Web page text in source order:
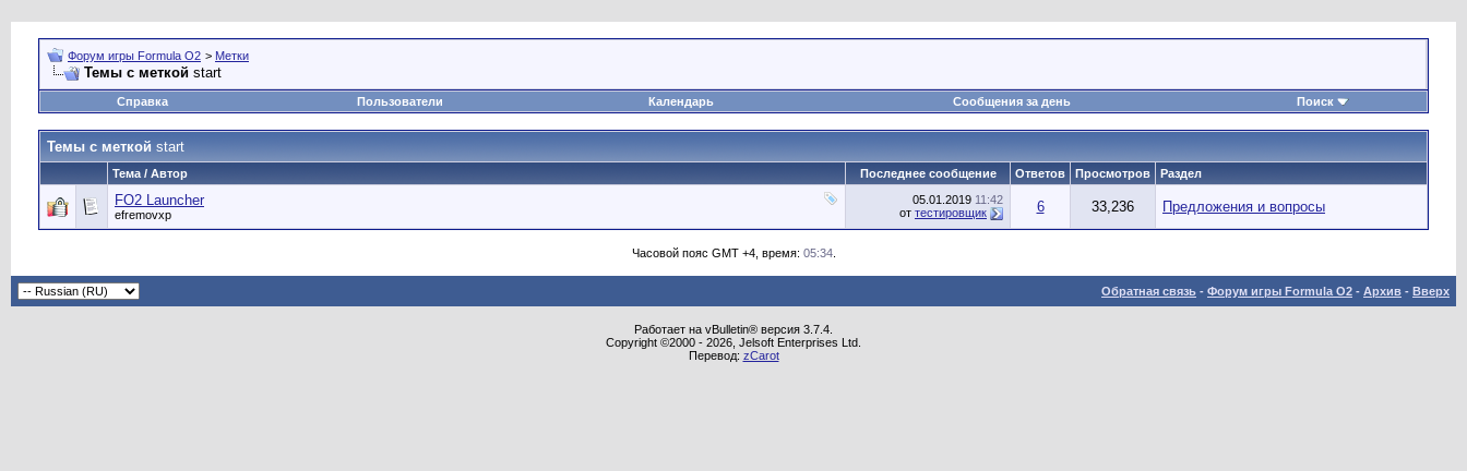
Форум игры Formula O2 > Метки
Темы с меткой start
Справка Пользователи Календарь Сообщения за день Поиск
Темы с меткой start
Тема / Автор Последнее сообщение Ответов Просмотров Раздел
FO2 Launcher
efremovxp
05.01.2019 11:42
от тестировщик 6 33,236 Предложения и вопросы
Часовой пояс GMT +4, время: 05:34.
Обратная связь - Форум игры Formula O2 - Архив - Вверх
Работает на vBulletin® версия 3.7.4.
Copyright ©2000 - 2026, Jelsoft Enterprises Ltd.
Перевод: zCarot